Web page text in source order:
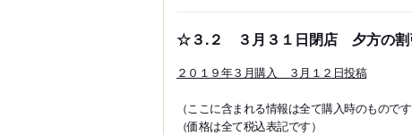
☆３.２ ３月３１日閉店 夕方の割
２０１９年３月購入 ３月１２日投稿
（ここに含まれる情報は全て購入時のものです
（価格は全て税込表記です）